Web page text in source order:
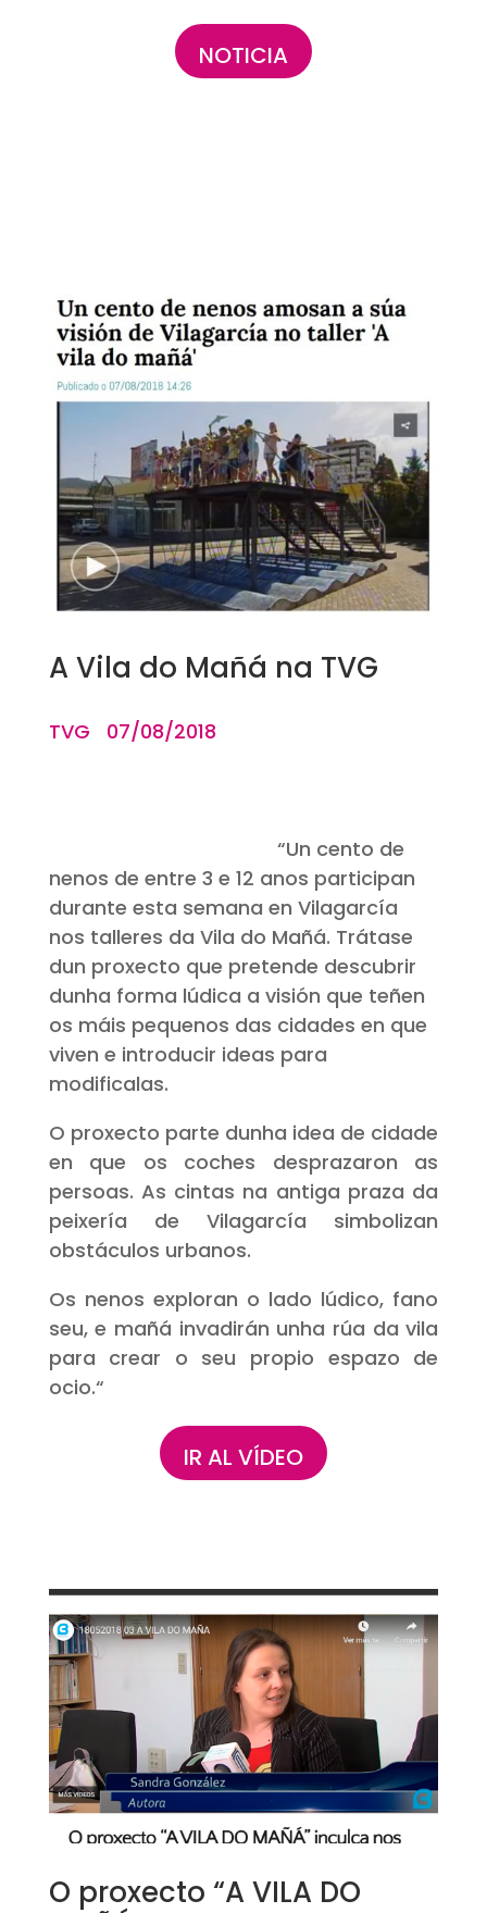
NOTICIA
A Vila do Mañá na TVG
TVG 07/08/2018
“Un cento de
nenos de entre 3 e 12 anos participan
durante esta semana en Vilagarcía
nos talleres da Vila do Mañá. Trátase
dun proxecto que pretende descubrir
dunha forma lúdica a visión que teñen
os máis pequenos das cidades en que
viven e introducir ideas para
modificalas.
O proxecto parte dunha idea de cidade
en que os coches desprazaron as
persoas. As cintas na antiga praza da
peixería de Vilagarcía simbolizan
obstáculos urbanos.
Os nenos exploran o lado lúdico, fano
seu, e mañá invadirán unha rúa da vila
para crear o seu propio espazo de
ocio.“
IR AL VÍDEO
O proxecto “A VILA DO